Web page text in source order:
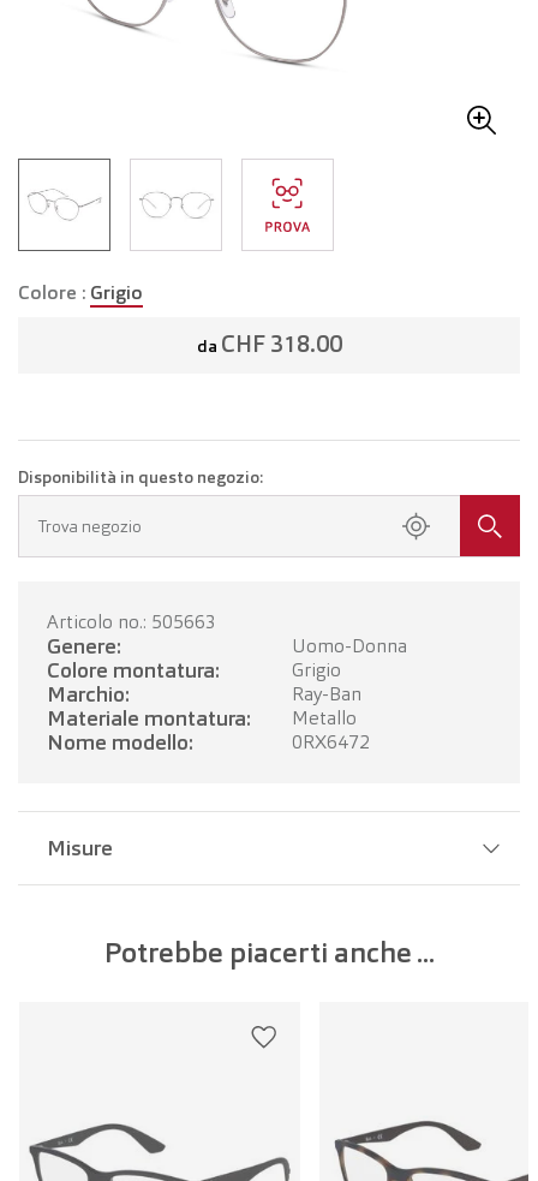
Colore : Grigio
da CHF 318.00
Disponibilità in questo negozio:
Trova negozio
Articolo no.: 505663
Genere: Uomo-Donna
Colore montatura: Grigio
Marchio: Ray-Ban
Materiale montatura: Metallo
Nome modello: 0RX6472
Misure
Larghezza della lente: 50 mm
Lunghezza dell'asta:
Potrebbe piacerti anche ...